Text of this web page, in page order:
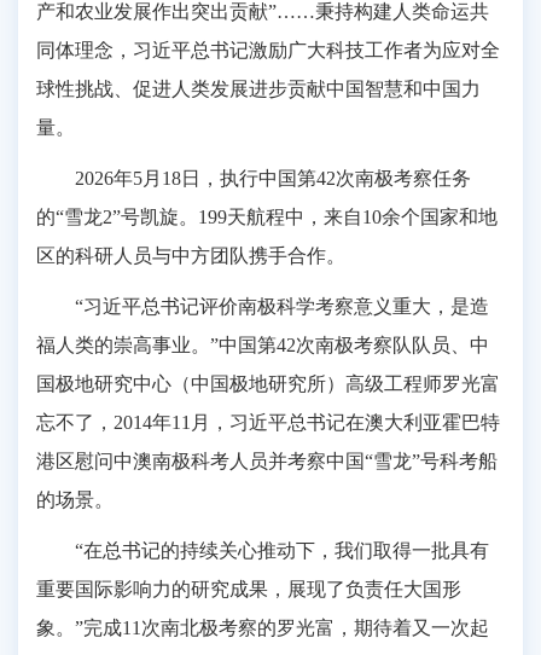
产和农业发展作出突出贡献”……秉持构建人类命运共
同体理念，习近平总书记激励广大科技工作者为应对全
球性挑战、促进人类发展进步贡献中国智慧和中国力
量。
2026年5月18日，执行中国第42次南极考察任务
的“雪龙2”号凯旋。199天航程中，来自10余个国家和地
区的科研人员与中方团队携手合作。
“习近平总书记评价南极科学考察意义重大，是造
福人类的崇高事业。”中国第42次南极考察队队员、中
国极地研究中心（中国极地研究所）高级工程师罗光富
忘不了，2014年11月，习近平总书记在澳大利亚霍巴特
港区慰问中澳南极科考人员并考察中国“雪龙”号科考船
的场景。
“在总书记的持续关心推动下，我们取得一批具有
重要国际影响力的研究成果，展现了负责任大国形
象。”完成11次南北极考察的罗光富，期待着又一次起